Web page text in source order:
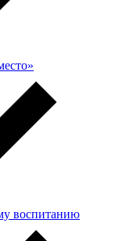
воспитанию